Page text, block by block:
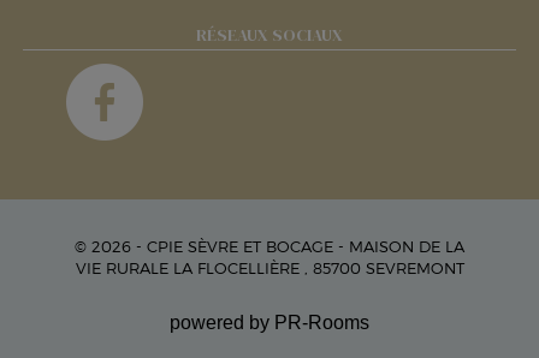
RÉSEAUX SOCIAUX
© 2026 - CPIE SÈVRE ET BOCAGE - MAISON DE LA
VIE RURALE LA FLOCELLIÈRE , 85700 SEVREMONT
powered by PR-Rooms